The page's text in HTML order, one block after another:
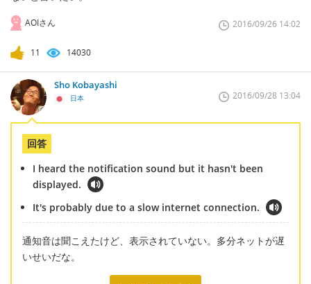
AOIさん 2016/09/26 14:02
11 14030
Sho Kobayashi
日本 2016/09/28 13:04
回答
I heard the notification sound but it hasn't been
displayed.
It's probably due to a slow internet connection.
通知音は聞こえたけど、表示されていない。多分ネットが遅
いせいだな。